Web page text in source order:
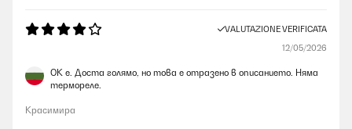
VALUTAZIONE VERIFICATA
12/05/2026
ОК е. Доста голямо, но това е отразено в описанието. Няма
термореле.
Красимира